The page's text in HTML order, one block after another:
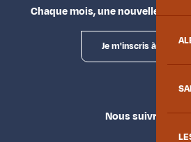
Chaque mois, une nouvelle façon
Je m'inscris à la
Nous suivre